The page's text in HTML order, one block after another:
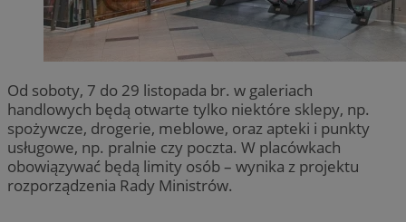
Od soboty, 7 do 29 listopada br. w galeriach
handlowych będą otwarte tylko niektóre sklepy, np.
spożywcze, drogerie, meblowe, oraz apteki i punkty
usługowe, np. pralnie czy poczta. W placówkach
obowiązywać będą limity osób – wynika z projektu
rozporządzenia Rady Ministrów.